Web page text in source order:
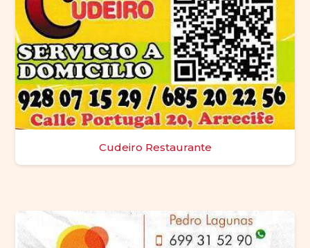
Cudeiro Restaurante